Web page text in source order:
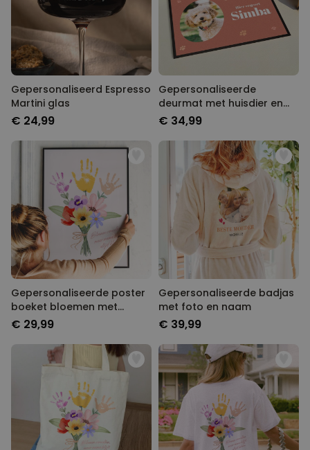
Gepersonaliseerd Espresso
Martini glas
€ 24,99
Gepersonaliseerde
deurmat met huisdier en
naam
€ 34,99
Gepersonaliseerde poster
boeket bloemen met
handafdruk
€ 29,99
Gepersonaliseerde badjas
met foto en naam
€ 39,99